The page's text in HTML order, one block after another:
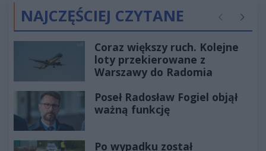
NAJCZĘŚCIEJ CZYTANE Poprzednie
Coraz większy ruch. Kolejne
loty przekierowane z
Warszawy do Radomia
Poseł Radosław Fogiel objął
ważną funkcję
Po wypadku został